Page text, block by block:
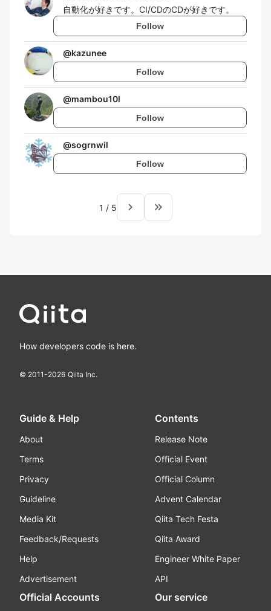
自動化が好きです。CI/CDのCDが好きです。
Follow
@kazunee
Follow
@mambou10l
Follow
@sogrnwil
Follow
1 / 5 navigate_next keyboard_double_arrow_right
How developers code is here.
© 2011-2026 Qiita Inc.
Guide & Help
About
Terms
Privacy
Guideline
Media Kit
Feedback/Requests
Help
Advertisement
Contents
Release Note
Official Event
Official Column
Advent Calendar
Qiita Tech Festa
Qiita Award
Engineer White Paper
API
Official Accounts Our service